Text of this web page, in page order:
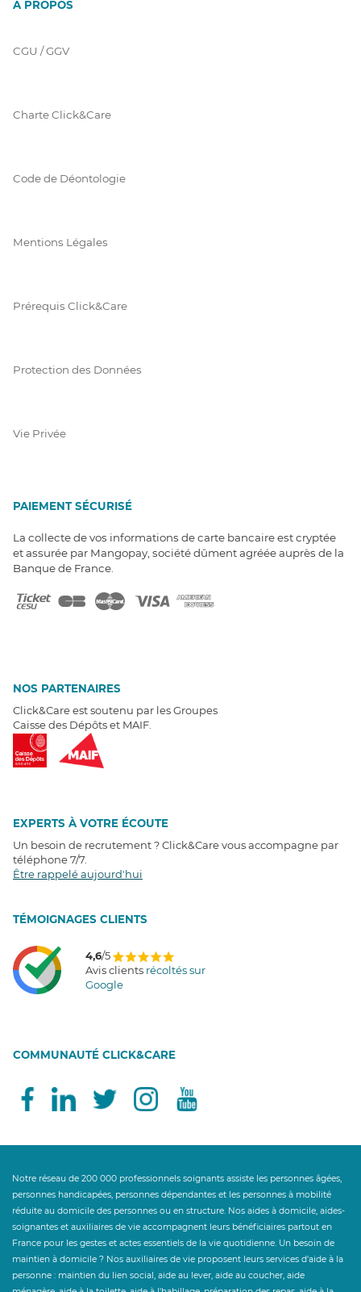
À PROPOS
CGU / GGV
Charte Click&Care
Code de Déontologie
Mentions Légales
Prérequis Click&Care
Protection des Données
Vie Privée
PAIEMENT SÉCURISÉ
La collecte de vos informations de carte bancaire est cryptée
et assurée par Mangopay, société dûment agréée auprès de la
Banque de France.
NOS PARTENAIRES
Click&Care est soutenu par les Groupes
Caisse des Dépôts et MAIF.
EXPERTS À VOTRE ÉCOUTE
Un besoin de recrutement ? Click&Care vous accompagne par
téléphone 7/7
Être rappelé aujourd'hui
TÉMOIGNAGES CLIENTS
4,6/5
Avis clients récoltés sur
Google
COMMUNAUTÉ CLICK&CARE
Notre réseau de 200 000 professionnels soignants assiste les personnes âgées,
personnes handicapées, personnes dépendantes et les personnes à mobilité
réduite au domicile des personnes ou en structure. Nos aides à domicile, aides-
soignantes et auxiliaires de vie accompagnent leurs bénéficiaires partout en
France pour les gestes et actes essentiels de la vie quotidienne. Un besoin de
maintien à domicile ? Nos auxiliaires de vie proposent leurs services d'aide à la
personne : maintien du lien social, aide au lever, aide au coucher, aide